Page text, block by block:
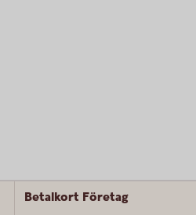
Betalkort Företag